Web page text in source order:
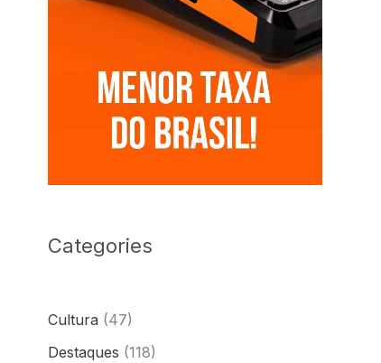
Categories
Cultura (47)
Destaques (118)